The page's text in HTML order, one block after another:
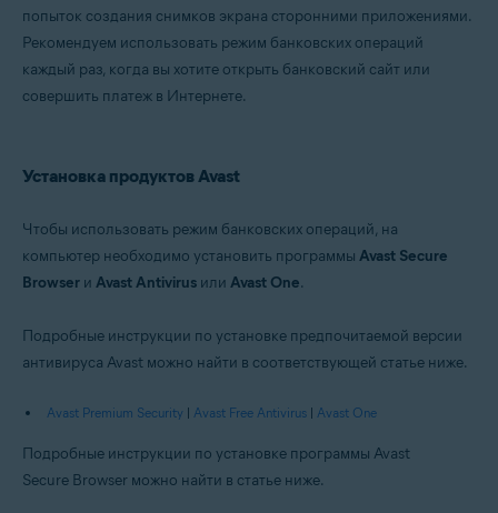
попыток создания снимков экрана сторонними приложениями.
Рекомендуем использовать режим банковских операций
каждый раз, когда вы хотите открыть банковский сайт или
совершить платеж в Интернете.
Установка продуктов Avast
Чтобы использовать режим банковских операций, на
компьютер необходимо установить программы Avast Secure
Browser и Avast Antivirus или Avast One.
Подробные инструкции по установке предпочитаемой версии
антивируса Avast можно найти в соответствующей статье ниже.
Avast Premium Security | Avast Free Antivirus | Avast One
Подробные инструкции по установке программы Avast
Secure Browser можно найти в статье ниже.